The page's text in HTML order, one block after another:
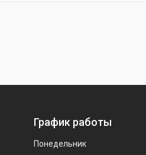
График работы
Понедельник